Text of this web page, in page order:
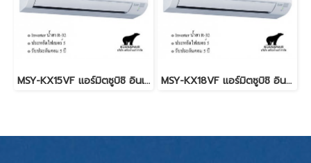
MSY-KX15VF แอร์มิตซูบิชิ อินเวอร์เตอร์ น้ำยา R-32 (MITSUBISHI ELECTRIC - HAPPY INVERTER) MSY-KX18VF แอร์มิตซูบิชิ อินเวอร์เตอร์ น้ำยา R-32 (MITSUBISHI ELECTRIC - HAPPY INVERTER)